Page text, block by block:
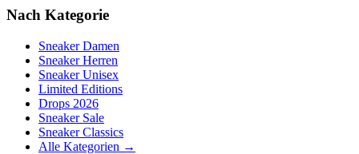
Nach Kategorie
Sneaker Damen
Sneaker Herren
Sneaker Unisex
Limited Editions
Drops 2026
Sneaker Sale
Sneaker Classics
Alle Kategorien →